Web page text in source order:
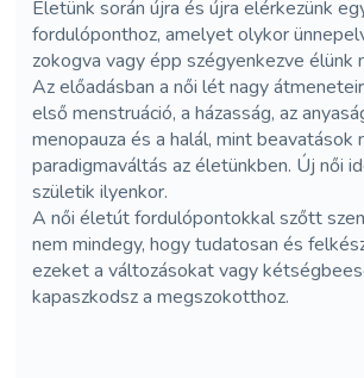
Életünk során újra és újra elérkezünk
fordulóponthoz, amelyet olykor
zokogva vagy épp szégyenkezve élünk
Az előadásban a női lét nagy
első menstruáció, a házasság, az
menopauza és a halál, mint beavatások
paradigmaváltás az életünkben. Új női
születik ilyenkor.
A női életút fordulópontokkal szőtt
nem mindegy, hogy tudatosan és
ezeket a változásokat vagy
kapaszkodsz a megszokotthoz.